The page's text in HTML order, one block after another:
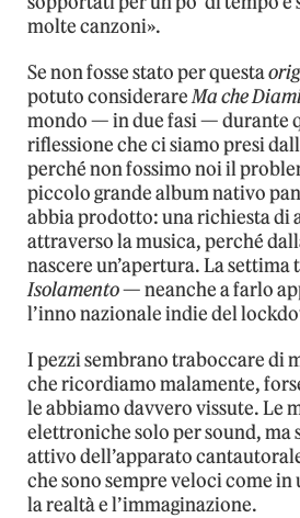
molte canzoni».
Se non fosse stato per questa
potuto considerareMa che
mondo — in due fasi — durante
riflessione che ci siamo presi
perché non fossimo noi il
piccolo grande album nativo
abbia prodotto: una richiesta di
attraverso la musica, perché
nascere un’apertura. La
Isolamento— neanche a farlo
l’inno nazionale indie del
I pezzi sembrano traboccare di
che ricordiamo malamente,
le abbiamo davvero vissute. Le
elettroniche solo per sound, ma
attivo dell’apparato
che sono sempre veloci come
la realtà e l’immaginazione.